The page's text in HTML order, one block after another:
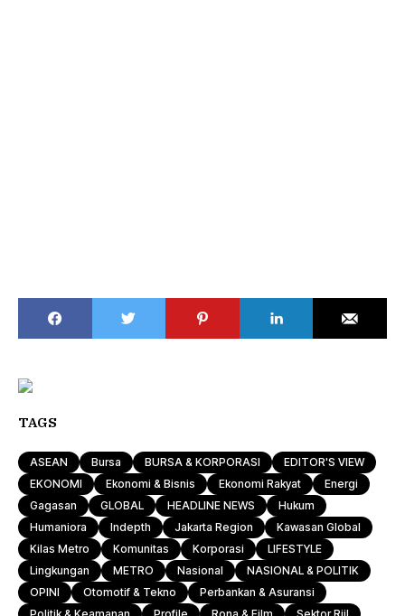
TAGS
ASEAN Bursa BURSA & KORPORASI
EDITOR'S VIEW
EKONOMI
Ekonomi & Bisnis Ekonomi Rakyat
Energi
Gagasan
GLOBAL HEADLINE NEWS
Hukum
Humaniora
Indepth Jakarta Region
Kawasan Global
Kilas Metro
Komunitas Korporasi
LIFESTYLE
Lingkungan
METRO Nasional
NASIONAL & POLITIK
OPINI
Otomotif & Tekno
Perbankan & Asuransi